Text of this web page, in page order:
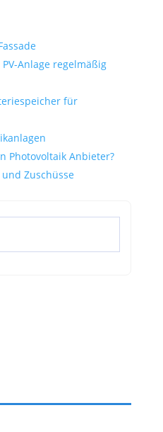
Anlage regelmäßig
für
Photovoltaik Anbieter?
Zuschüsse